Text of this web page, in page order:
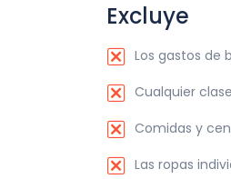
Excluye
Los gastos de
Cualquier
Comidas y
Las ropas